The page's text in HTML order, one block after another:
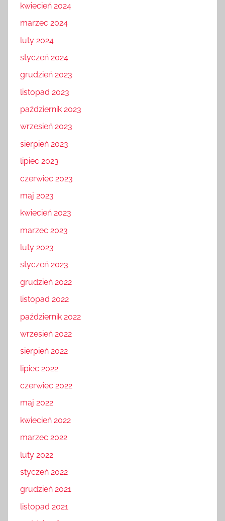
kwiecień 2024
marzec 2024
luty 2024
styczeń 2024
grudzień 2023
listopad 2023
październik 2023
wrzesień 2023
sierpień 2023
lipiec 2023
czerwiec 2023
maj 2023
kwiecień 2023
marzec 2023
luty 2023
styczeń 2023
grudzień 2022
listopad 2022
październik 2022
wrzesień 2022
sierpień 2022
lipiec 2022
czerwiec 2022
maj 2022
kwiecień 2022
marzec 2022
luty 2022
styczeń 2022
grudzień 2021
listopad 2021